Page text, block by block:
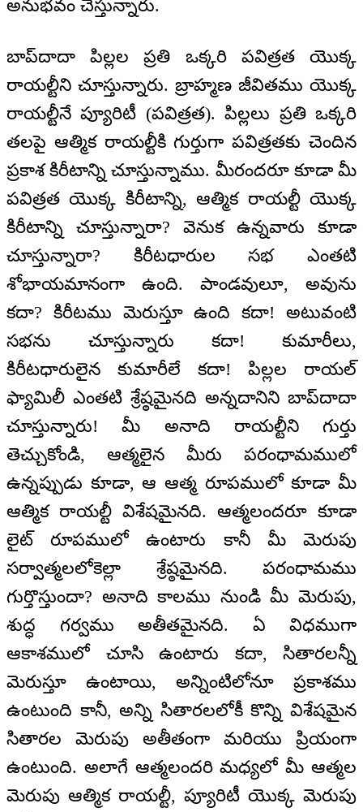
అనుభవం చేస్తున్నారు.
బాప్‌దాదా పిల్లల ప్రతి ఒక్కరి పవిత్రత యొక్క
రాయల్టీని చూస్తున్నారు. బ్రాహ్మణ జీవితము యొక్క
రాయల్టీనే ప్యూరిటీ (పవిత్రత). పిల్లలు ప్రతి ఒక్కరి
తలపై ఆత్మిక రాయల్టీకి గుర్తుగా పవిత్రతకు చెందిన
ప్రకాశ కిరీటాన్ని చూస్తున్నాము. మీరందరూ కూడా మీ
పవిత్రత యొక్క కిరీటాన్ని, ఆత్మిక రాయల్టీ యొక్క
కిరీటాన్ని చూస్తున్నారా? వెనుక ఉన్నవారు కూడా
చూస్తున్నారా? కిరీటధారుల సభ ఎంతటి
శోభాయమానంగా ఉంది. పాండవులూ, అవును
కదా? కిరీటము మెరుస్తూ ఉంది కదా! అటువంటి
సభను చూస్తున్నారు కదా! కుమారీలు,
కిరీటధారులైన కుమారీలే కదా! పిల్లల రాయల్
ఫ్యామిలీ ఎంతటి శ్రేష్ఠమైనది అన్నదానిని బాప్‌దాదా
చూస్తున్నారు! మీ అనాది రాయల్టీని గుర్తు
తెచ్చుకోండి, ఆత్మలైన మీరు పరంధామములో
ఉన్నప్పుడు కూడా, ఆ ఆత్మ రూపములో కూడా మీ
ఆత్మిక రాయల్టీ విశేషమైనది. ఆత్మలందరూ కూడా
లైట్ రూపములో ఉంటారు కానీ మీ మెరుపు
సర్వాత్మలలోకెల్లా శ్రేష్ఠమైనది. పరంధామము
గుర్తొస్తుందా? అనాది కాలము నుండి మీ మెరుపు,
శుద్ధ గర్వము అతీతమైనది. ఏ విధముగా
ఆకాశములో చూసి ఉంటారు కదా, సితారలన్నీ
మెరుస్తూ ఉంటాయి, అన్నింటిలోనూ ప్రకాశము
ఉంటుంది కానీ, అన్ని సితారలలోకీ కొన్ని విశేషమైన
సితారల మెరుపు అతీతంగా మరియు ప్రియంగా
ఉంటుంది. అలాగే ఆత్మలందరి మధ్యలో మీ ఆత్మల
మెరుపు ఆత్మిక రాయల్టీ, ప్యూరిటీ యొక్క మెరుపు